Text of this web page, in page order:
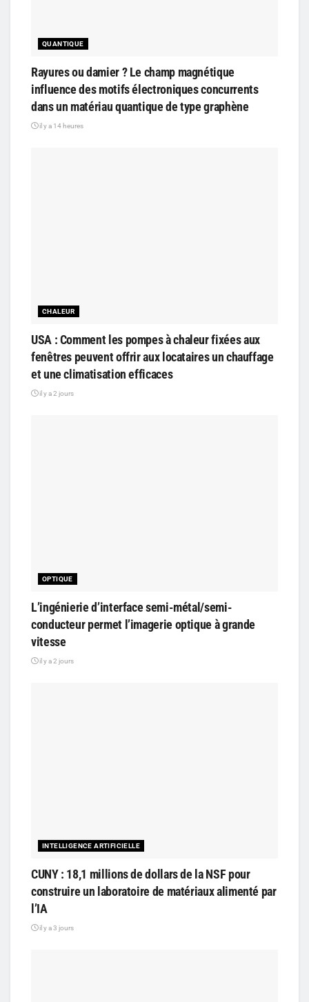
QUANTIQUE
Rayures ou damier ? Le champ magnétique
influence des motifs électroniques concurrents
dans un matériau quantique de type graphène
il y a 14 heures
CHALEUR
USA : Comment les pompes à chaleur fixées aux
fenêtres peuvent offrir aux locataires un chauffage
et une climatisation efficaces
il y a 2 jours
OPTIQUE
L’ingénierie d’interface semi-métal/semi-
conducteur permet l’imagerie optique à grande
vitesse
il y a 2 jours
INTELLIGENCE ARTIFICIELLE
CUNY : 18,1 millions de dollars de la NSF pour
construire un laboratoire de matériaux alimenté par
l’IA
il y a 3 jours